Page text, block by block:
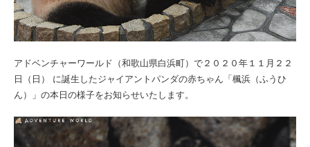
アドベンチャーワールド（和歌山県白浜町）で２０２０年１１月２２
日（日） に誕生したジャイアントパンダの赤ちゃん「楓浜（ふうひ
ん）」の本日の様子をお知らせいたします。